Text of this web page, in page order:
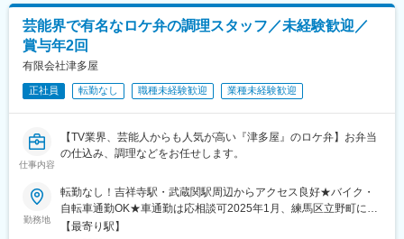
芸能界で有名なロケ弁の調理スタッフ／未経験歓迎／
賞与年2回
有限会社津多屋
正社員 転勤なし 職種未経験歓迎 業種未経験歓迎
仕事内容
【TV業界、芸能人からも人気が高い『津多屋』のロケ弁】お弁当
の仕込み、調理などをお任せします。
勤務地
転勤なし！吉祥寺駅・武蔵関駅周辺からアクセス良好★バイク・
自転車通勤OK★車通勤は応相談可2025年1月、練馬区立野町に新
工場がオープンしました！まだキレイで新しい工場で、フレッシ
【最寄り駅】